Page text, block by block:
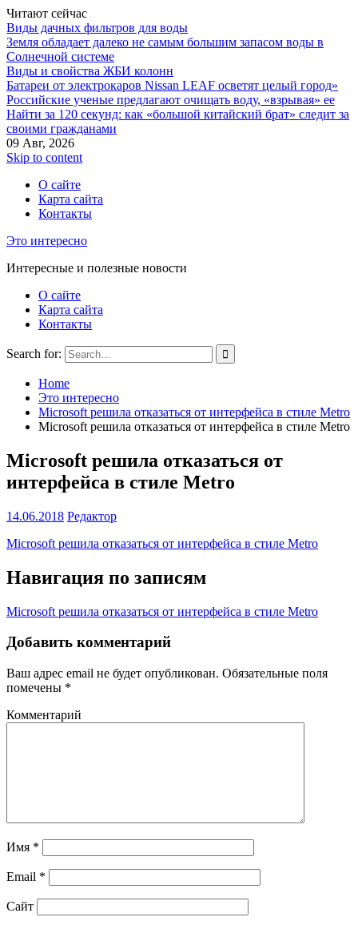
Читают сейчас
Виды дачных фильтров для воды
Земля обладает далеко не самым большим запасом воды в
Солнечной системе
Виды и свойства ЖБИ колонн
Батареи от электрокаров Nissan LEAF осветят целый город»
Российские ученые предлагают очищать воду, «взрывая» ее
Найти за 120 секунд: как «большой китайский брат» следит за
своими гражданами
09 Авг, 2026
Skip to content
О сайте
Карта сайта
Контакты
Это интересно
Интересные и полезные новости
О сайте
Карта сайта
Контакты
Search for:
Home
Это интересно
Microsoft решила отказаться от интерфейса в стиле Metro
Microsoft решила отказаться от интерфейса в стиле Metro
Microsoft решила отказаться от
интерфейса в стиле Metro
14.06.2018 Редактор
Microsoft решила отказаться от интерфейса в стиле Metro
Навигация по записям
Microsoft решила отказаться от интерфейса в стиле Metro
Добавить комментарий
Ваш адрес email не будет опубликован. Обязательные поля
помечены *
Комментарий
Имя *
Email *
Сайт